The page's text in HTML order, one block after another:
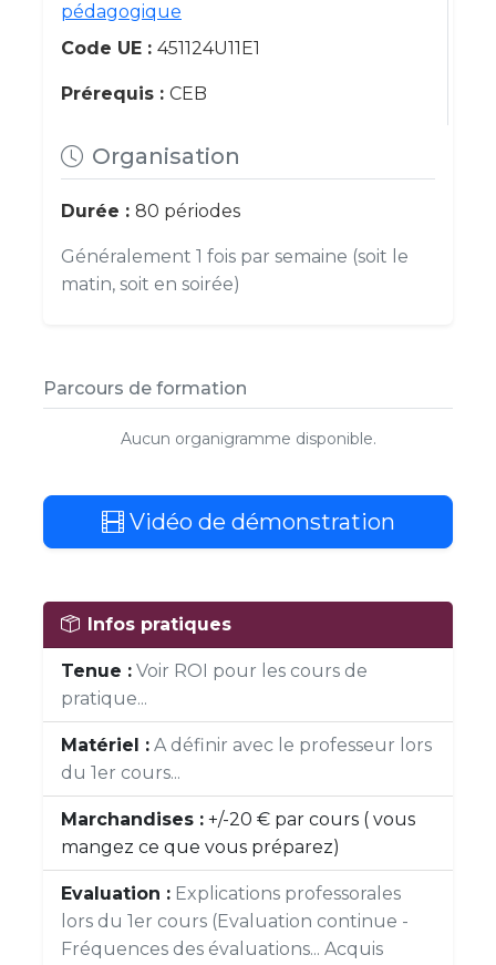
pédagogique
Code UE : 451124U11E1
Prérequis : CEB
Organisation
Durée : 80 périodes
Généralement 1 fois par semaine (soit le
matin, soit en soirée)
Parcours de formation
Aucun organigramme disponible.
Vidéo de démonstration
Infos pratiques
Tenue : Voir ROI pour les cours de
pratique...
Matériel : A définir avec le professeur lors
du 1er cours...
Marchandises : +/-20 € par cours ( vous
mangez ce que vous préparez)
Evaluation : Explications professorales
lors du 1er cours (Evaluation continue -
Fréquences des évaluations... Acquis